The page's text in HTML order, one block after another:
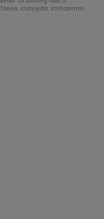
immojobs, immotermin